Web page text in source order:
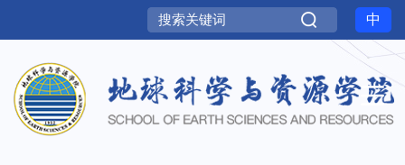
中